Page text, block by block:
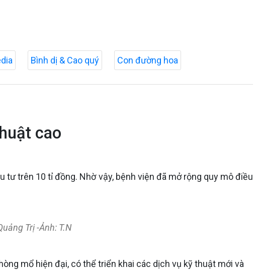
Bình dị & Cao quý Con đường hoa
cao
trên 10 tỉ đồng. Nhờ vậy, bệnh viện đã mở rộng quy mô điều
Trị -Ảnh: T.N
mổ hiện đại, có thể triển khai các dịch vụ kỹ thuật mới và